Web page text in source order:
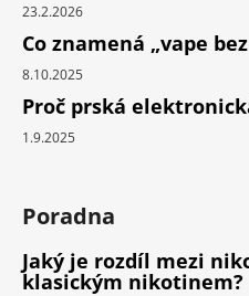
23.2.2026
Co znamená „vape
8.10.2025
Proč prská
1.9.2025
Poradna
Jaký je rozdíl mezi
klasickým nikotinem?